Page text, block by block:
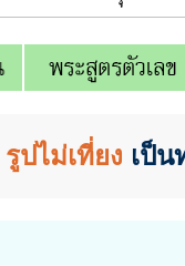
รูปไม่เที่ยง เป็